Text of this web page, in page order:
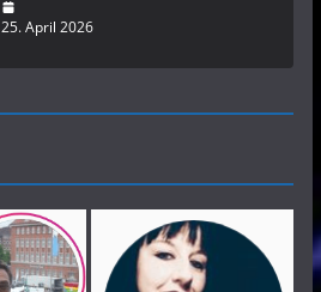
25. April 2026